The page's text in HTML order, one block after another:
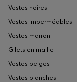
Vestes noires
Vestes imperméables
Vestes marron
Gilets en maille
Vestes beiges
Vestes blanches